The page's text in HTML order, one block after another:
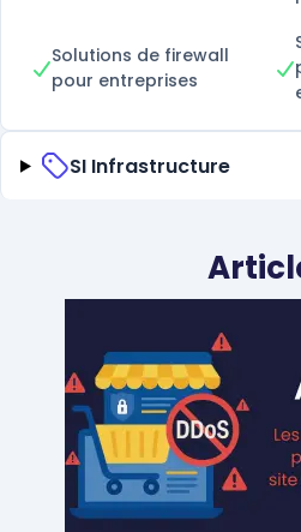
Solutions de firewall
pour entreprises
SI Infrastructure